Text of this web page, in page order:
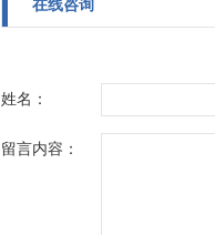
在线咨询
姓名：
留言内容：